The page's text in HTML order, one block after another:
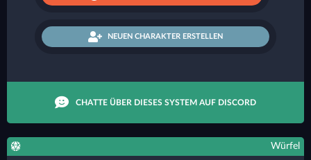
NEUEN CHARAKTER ERSTELLEN
CHATTE ÜBER DIESES SYSTEM AUF DISCORD
Würfel